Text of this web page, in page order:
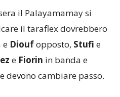
il Palayamamay si
il taraflex dovrebbero
Diouf opposto,
devono cambiare passo.